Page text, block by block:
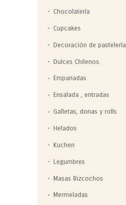
Chocolatería
Cupcakes
Decoración de pastelería
Dulces Chilenos
Empanadas
Ensalada , entradas
Galletas, donas y rolls
Helados
Kuchen
Legumbres
Masas Bizcochos
Mermeladas